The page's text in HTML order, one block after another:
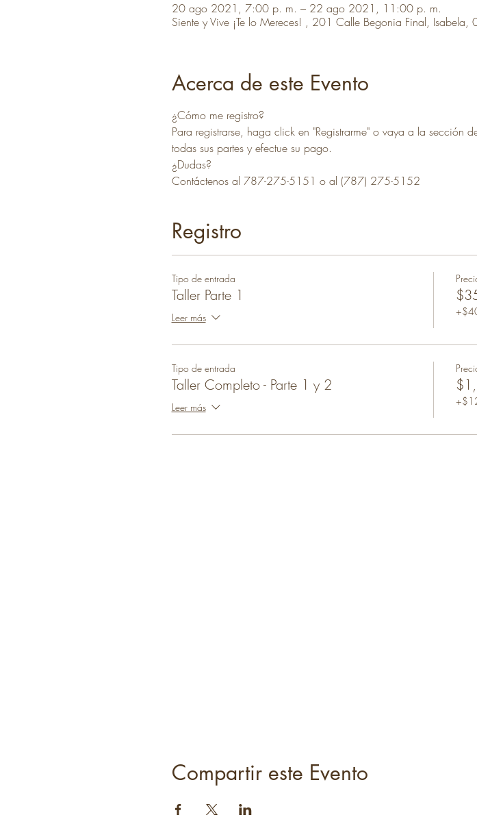
20 ago 2021, 7:00 p. m. – 22 ago 2021, 11:00 p. m.
Siente y Vive ¡Te lo Mereces! , 201 Calle Begonia Final, Isabela,
Acerca de este Evento
¿Cómo me registro?
Para registrarse, haga click en "Registrarme" o vaya a la sección
todas sus partes y efectue su pago.
¿Dudas?
Contáctenos al 787-275-5151 o al (787) 275-5152
Registro
Tipo de entrada
Taller Parte 1
Leer más
Tipo de entrada
Taller Completo - Parte 1 y 2
Leer más
Compartir este Evento